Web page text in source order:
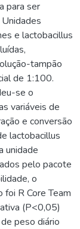
para ser
e lactobacillus
tampão
de 1:100.
se o
variáveis de
e conversão
lactobacillus
unidade
pelo pacote
o
R Core Team
(P<0,05)
peso diário